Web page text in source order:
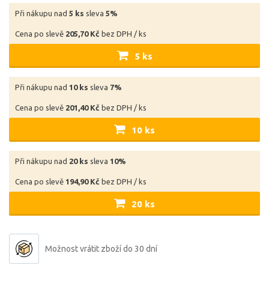
Při nákupu nad 5 ks sleva 5%
Cena po slevě 205,70 Kč bez DPH / ks
5 ks
Při nákupu nad 10 ks sleva 7%
Cena po slevě 201,40 Kč bez DPH / ks
10 ks
Při nákupu nad 20 ks sleva 10%
Cena po slevě 194,90 Kč bez DPH / ks
20 ks
Možnost vrátit zboží do 30 dní